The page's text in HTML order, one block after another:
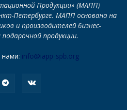
Продукции» (МАПП)
Петербурге. МАПП основана на
и производителей бизнес-
подарочной продукции.
info@iapp-spb.org